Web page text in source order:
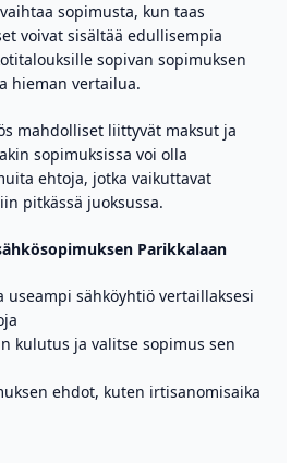
sopimusta, kun taas
voivat sisältää edullisempia
sopivan sopimuksen
hieman vertailua.
mahdolliset liittyvät maksut ja
sopimuksissa voi olla
ehtoja, jotka vaikuttavat
pitkässä juoksussa.
Parikkalaan
useampi sähköyhtiö vertaillaksesi
kulutus ja valitse sopimus sen
ehdot, kuten irtisanomisaika